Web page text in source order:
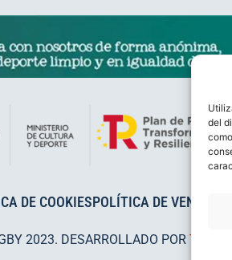
del
DE COOKIESPOLÍTICA DE VENTAS
2023. DESARROLLADO POR TOOOLS